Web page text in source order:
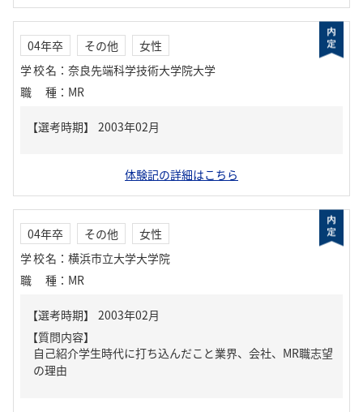
04年卒 その他
女性
学校名 ： 奈良先端科学技術大学院大学
職種 ： MR
体験記の詳細はこちら
04年卒 その他
女性
学校名 ： 横浜市立大学大学院
職種 ： MR
【質問内容】
自己紹介学生時代に打ち込んだこと業界、会社、MR職志望
の理由